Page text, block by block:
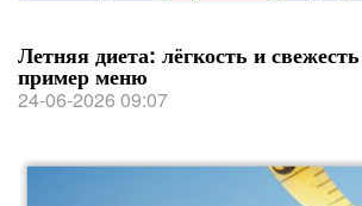
Летняя диета: лёгкость и свежесть
пример меню
24-06-2026 09:07